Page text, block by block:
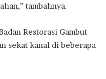
tambahnya.
Restorasi Gambut
sekat kanal di beberapa